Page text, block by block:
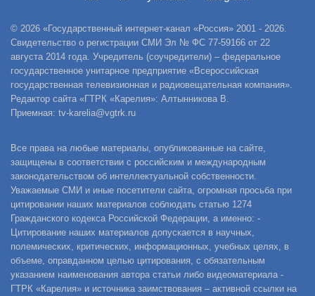
© 2026 «Государственный интернет-канал «Россия» 2001 - 2026.
Свидетельство о регистрации СМИ Эл № ФС 77-59166 от 22
августа 2014 года. Учредитель (соучредители) – федеральное
государственное унитарное предприятие «Всероссийская
государственная телевизионная и радиовещательная компания».
Редактор сайта «ГТРК «Карелия»: Алтынникова В.
Приемная: tv-karelia@vgtrk.ru
Все права на любые материалы, опубликованные на сайте,
защищены в соответствии с российским и международным
законодательством об интеллектуальной собственности.
Уважаемые СМИ и иные посетители сайта, огромная просьба при
цитировании наших материалов соблюдать статью 1274
Гражданского кодекса Российской Федерации, а именно: -
Цитирование наших материалов допускается в научных,
полемических, критических, информационных, учебных целях, в
объеме, оправданном целью цитирования, с обязательным
указанием наименования автора статьи либо видеоматериала -
ГТРК «Карелия» и источника заимствования – активной ссылки на